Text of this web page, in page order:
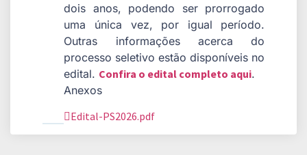
dois anos, podendo ser prorrogado
uma única vez, por igual período.
Outras informações acerca do
processo seletivo estão disponíveis no
edital. Confira o edital completo aqui.
Anexos
Edital-PS2026.pdf